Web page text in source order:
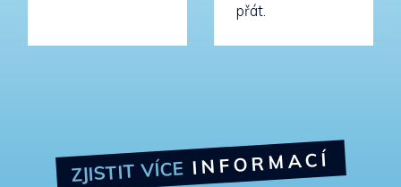
přát.
ZJISTIT VÍCEINFORMACÍ